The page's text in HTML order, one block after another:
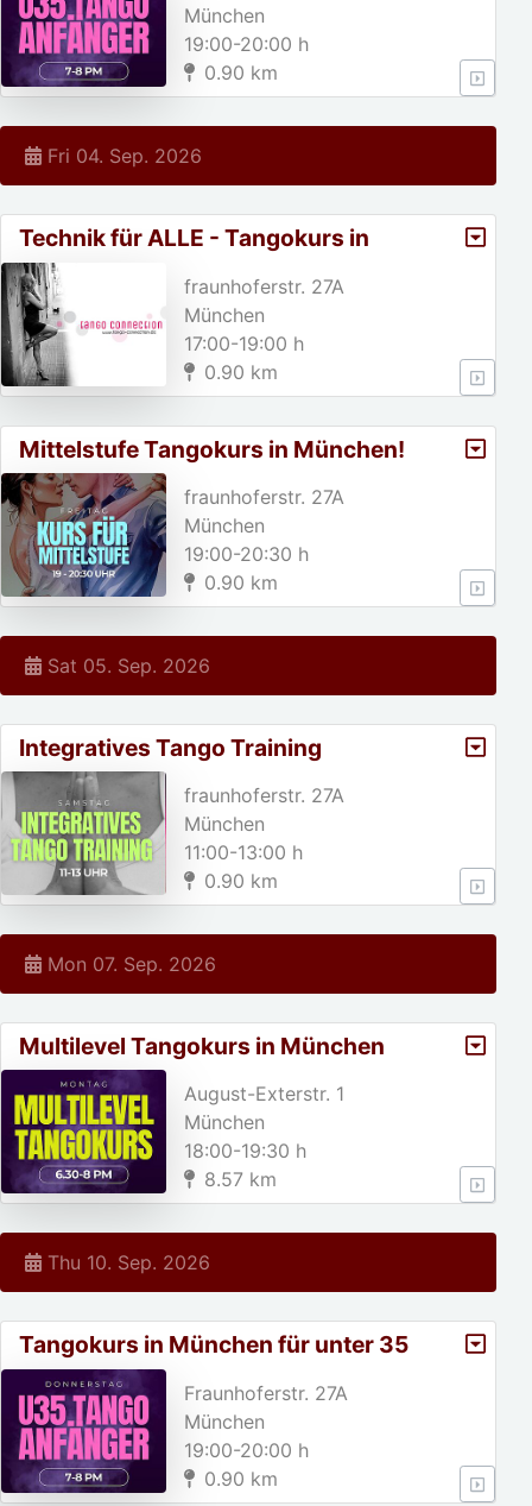
München
19:00-20:00 h
0.90 km
Fri 04. Sep. 2026
Technik für ALLE - Tangokurs in
München
fraunhoferstr. 27A
München
17:00-19:00 h
0.90 km
Mittelstufe Tangokurs in München!
fraunhoferstr. 27A
München
19:00-20:30 h
0.90 km
Sat 05. Sep. 2026
Integratives Tango Training
fraunhoferstr. 27A
München
11:00-13:00 h
0.90 km
Mon 07. Sep. 2026
Multilevel Tangokurs in München
August-Exterstr. 1
München
18:00-19:30 h
8.57 km
Thu 10. Sep. 2026
Tangokurs in München für unter 35
jährige!
Fraunhoferstr. 27A
München
19:00-20:00 h
0.90 km